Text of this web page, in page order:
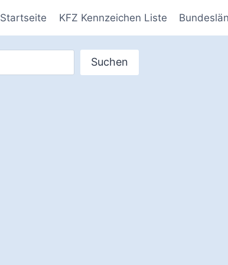
Startseite KFZ Kennzeichen Liste
Suchen